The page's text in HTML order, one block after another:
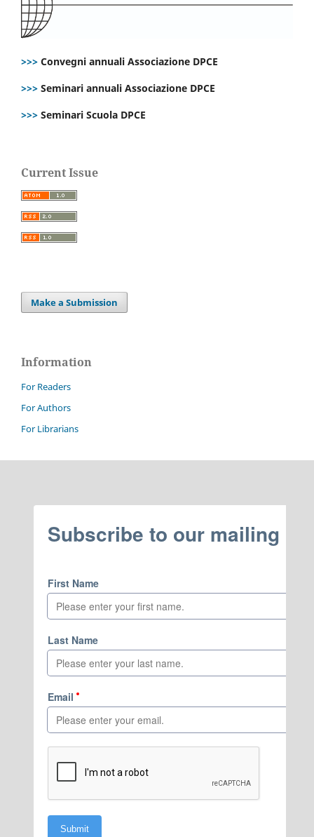
>>> Convegni annuali Associazione DPCE
>>> Seminari annuali Associazione DPCE
>>> Seminari Scuola DPCE
Current Issue
Make a Submission
Information
For Readers
For Authors
For Librarians